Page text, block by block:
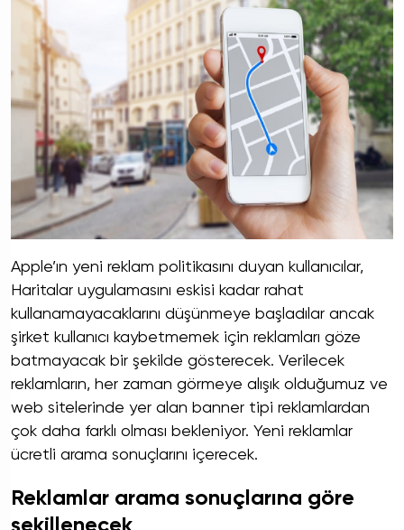
Apple’ın yeni reklam politikasını duyan kullanıcılar,
Haritalar uygulamasını eskisi kadar rahat
kullanamayacaklarını düşünmeye başladılar ancak
şirket kullanıcı kaybetmemek için reklamları göze
batmayacak bir şekilde gösterecek. Verilecek
reklamların, her zaman görmeye alışık olduğumuz ve
web sitelerinde yer alan banner tipi reklamlardan
çok daha farklı olması bekleniyor. Yeni reklamlar
ücretli arama sonuçlarını içerecek.
Reklamlar arama sonuçlarına göre
şekillenecek